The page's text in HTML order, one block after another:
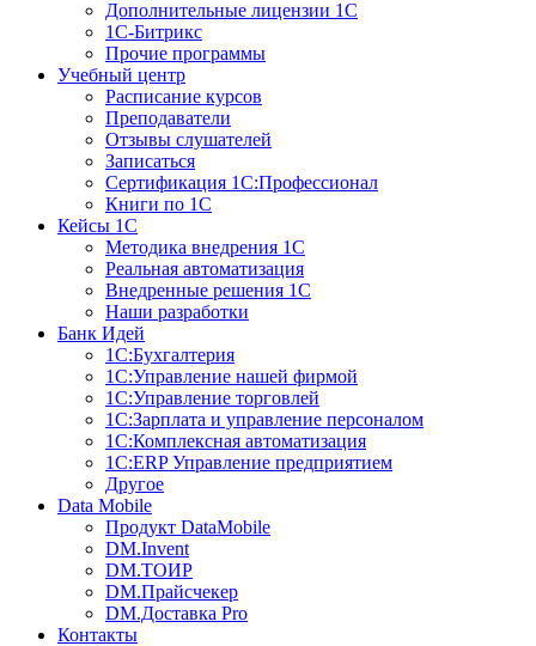
Дополнительные лицензии 1С
1С-Битрикс
Прочие программы
Учебный центр
Расписание курсов
Преподаватели
Отзывы слушателей
Записаться
Сертификация 1С:Профессионал
Книги по 1С
Кейсы 1С
Методика внедрения 1С
Реальная автоматизация
Внедренные решения 1С
Наши разработки
Банк Идей
1С:Бухгалтерия
1С:Управление нашей фирмой
1С:Управление торговлей
1С:Зарплата и управление персоналом
1С:Комплексная автоматизация
1С:ERP Управление предприятием
Другое
Data Mobile
Продукт DataMobile
DM.Invent
DM.ТОИР
DM.Прайсчекер
DM.Доставка Pro
Контакты